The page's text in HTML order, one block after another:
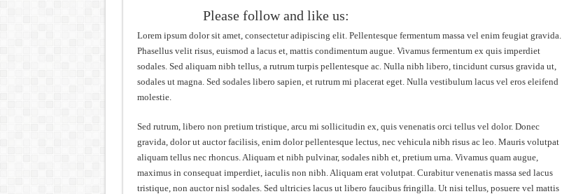
Please follow and like us:
Lorem ipsum dolor sit amet, consectetur adipiscing elit. Pellentesque fermentum massa vel enim feugiat gravida.
Phasellus velit risus, euismod a lacus et, mattis condimentum augue. Vivamus fermentum ex quis imperdiet
sodales. Sed aliquam nibh tellus, a rutrum turpis pellentesque ac. Nulla nibh libero, tincidunt cursus gravida ut,
sodales ut magna. Sed sodales libero sapien, et rutrum mi placerat eget. Nulla vestibulum lacus vel eros eleifend
molestie.
Sed rutrum, libero non pretium tristique, arcu mi sollicitudin ex, quis venenatis orci tellus vel dolor. Donec
gravida, dolor ut auctor facilisis, enim dolor pellentesque lectus, nec vehicula nibh risus ac leo. Mauris volutpat
aliquam tellus nec rhoncus. Aliquam et nibh pulvinar, sodales nibh et, pretium urna. Vivamus quam augue,
maximus in consequat imperdiet, iaculis non nibh. Aliquam erat volutpat. Curabitur venenatis massa sed lacus
tristique, non auctor nisl sodales. Sed ultricies lacus ut libero faucibus fringilla. Ut nisi tellus, posuere vel mattis